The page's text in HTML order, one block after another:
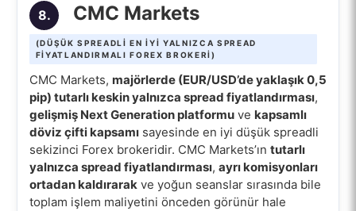
8. CMC Markets
(DÜŞÜK SPREADLI EN IYI YALNIZCA SPREAD
FIYATLANDIRMALI FOREX BROKERI)
CMC Markets, majörlerde (EUR/USD’de yaklaşık 0,5
pip) tutarlı keskin yalnızca spread fiyatlandırması,
gelişmiş Next Generation platformuve kapsamlı
döviz çifti kapsamısayesinde en iyi düşük spreadli
sekizinci Forex brokeridir. CMC Markets’ın tutarlı
yalnızca spread fiyatlandırması, ayrı komisyonları
ortadan kaldırarakve yoğun seanslar sırasında bile
toplam işlem maliyetini önceden görünür hale